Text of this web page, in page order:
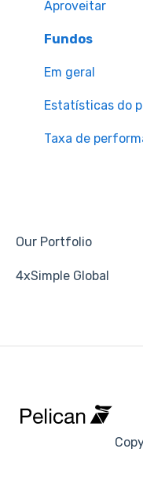
Aproveitar
Fundos
Em geral
Estatísticas do
Taxa de
Our Portfolio
4xSimple Global